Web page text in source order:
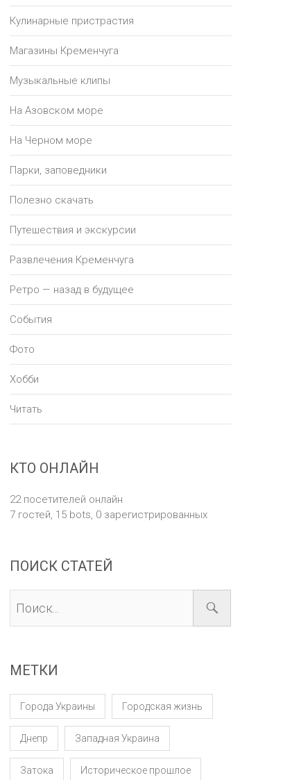
Кулинарные пристрастия
Магазины Кременчуга
Музыкальные клипы
На Азовском море
На Черном море
Парки, заповедники
Полезно скачать
Путешествия и экскурсии
Развлечения Кременчуга
Ретро — назад в будущее
События
Фото
Хобби
Читать
КТО ОНЛАЙН
22 посетителей онлайн
7 гостей, 15 bots, 0 зарегистрированных
ПОИСК СТАТЕЙ
МЕТКИ
Города Украины Городская жизнь
Днепр Западная Украина
Затока Историческое прошлое